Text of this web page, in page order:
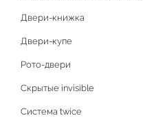
Двери-книжка
Двери-купе
Рото-двери
Скрытые invisible
Система twice